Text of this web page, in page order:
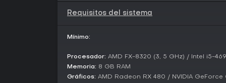
Requisitos del sistema
Mínimo:
Procesador: AMD FX-8320 (3, 5 GHz) / Intel i5-
Memoria: 8 GB RAM
Gráficos: AMD Radeon RX 480 / NVIDIA GeForce